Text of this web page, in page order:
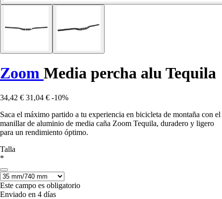
Zoom Media percha alu Tequila
34,42 € 31,04 € -10%
Saca el máximo partido a tu experiencia en bicicleta de montaña con el
manillar de aluminio de media caña Zoom Tequila, duradero y ligero
para un rendimiento óptimo.
Talla
*
Este campo es obligatorio
Enviado en 4 días